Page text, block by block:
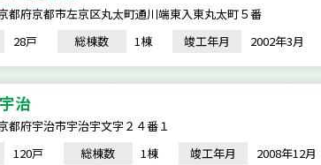
都府京都市左京区丸太町通川端東入東丸太町５番
28戸 総棟数 1棟 竣工年月 2002年3月
治
都府宇治市宇治宇文字２４番１
120戸 総棟数 1棟 竣工年月 2008年12月